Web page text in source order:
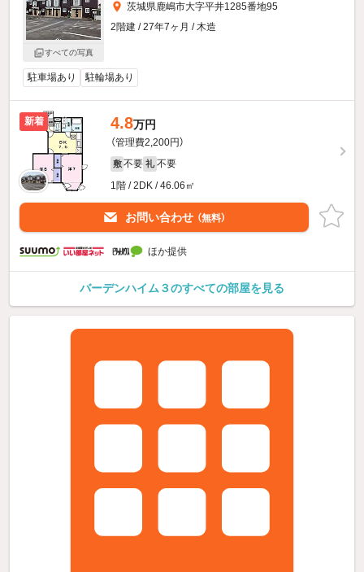
すべての写真
茨城県鹿嶋市大字平井1285番地95
2階建 / 27年7ヶ月 / 木造
駐車場あり 駐輪場あり
新着 4.8万円
（管理費2,200円）
敷 不要 礼 不要
1階 / 2DK / 46.06㎡
お問い合わせ （無料）
ほか提供
バーデンハイム３のすべての部屋を見る